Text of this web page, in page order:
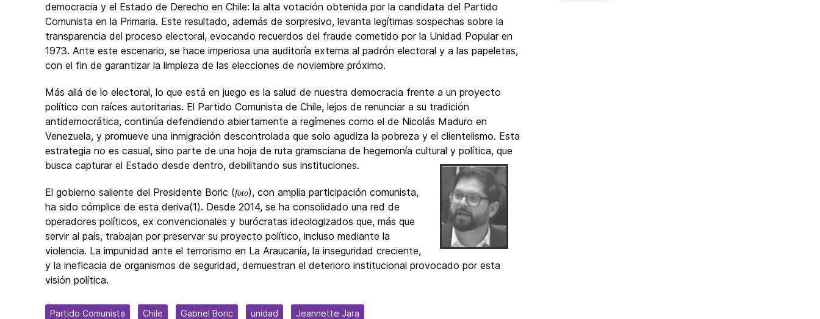
democracia y el Estado de Derecho en Chile: la alta votación obtenida por la candidata del Partido
Comunista en la Primaria. Este resultado, además de sorpresivo, levanta legítimas sospechas sobre la
transparencia del proceso electoral, evocando recuerdos del fraude cometido por la Unidad Popular en
1973. Ante este escenario, se hace imperiosa una auditoría externa al padrón electoral y a las papeletas,
con el fin de garantizar la limpieza de las elecciones de noviembre próximo.
Más allá de lo electoral, lo que está en juego es la salud de nuestra democracia frente a un proyecto
político con raíces autoritarias. El Partido Comunista de Chile, lejos de renunciar a su tradición
antidemocrática, continúa defendiendo abiertamente a regímenes como el de Nicolás Maduro en
Venezuela, y promueve una inmigración descontrolada que solo agudiza la pobreza y el clientelismo. Esta
estrategia no es casual, sino parte de una hoja de ruta gramsciana de hegemonía cultural y política, que
busca capturar el Estado desde dentro, debilitando sus instituciones.
El gobierno saliente del Presidente Boric (foto), con amplia participación comunista,
ha sido cómplice de esta deriva(1). Desde 2014, se ha consolidado una red de
operadores políticos, ex convencionales y burócratas ideologizados que, más que
servir al país, trabajan por preservar su proyecto político, incluso mediante la
violencia. La impunidad ante el terrorismo en La Araucanía, la inseguridad creciente,
y la ineficacia de organismos de seguridad, demuestran el deterioro institucional provocado por esta
visión política.
Partido Comunista Chile Gabriel Boric unidad Jeannette Jara